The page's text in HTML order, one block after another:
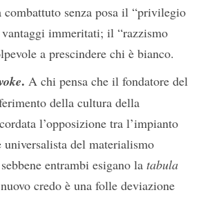
senza posa il “privilegio
immeritati; il “razzismo
a prescindere chi è bianco.
. A chi pensa che il fondatore del
della cultura della
l’opposizione tra l’impianto
universalista del materialismo
entrambi esigano la tabula
credo è una folle deviazione